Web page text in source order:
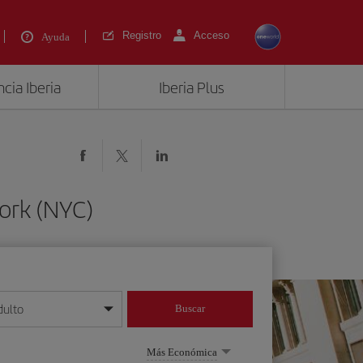
Ayuda Registro Acceso
Iberia Iberia Plus
(NYC)
mes/año
Buscar
Más Económica